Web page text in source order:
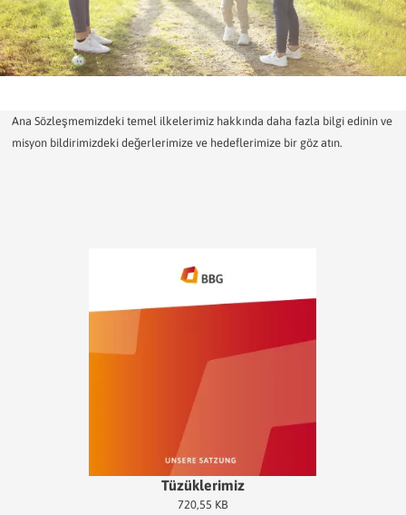
Ana Sözleşmemizdeki temel ilkelerimiz hakkında daha fazla bilgi edinin ve
misyon bildirimizdeki değerlerimize ve hedeflerimize bir göz atın.
Tüzüklerimiz
720,55 KB